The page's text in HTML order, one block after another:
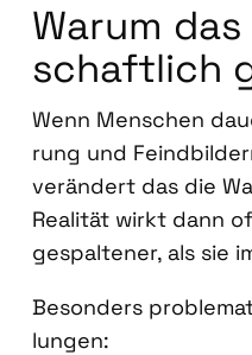
War­um
schaft­lich
Wenn Men­schen
rung und
ver­än­dert das die
Rea­li­tät wirkt dann
gespal­te­ner, als sie
Beson­ders
lun­gen: